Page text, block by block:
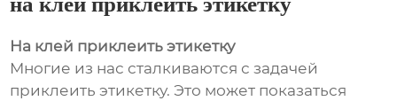
На клей приклеить этикетку
Многие из нас сталкиваются с задачей
приклеить этикетку. Это может показаться